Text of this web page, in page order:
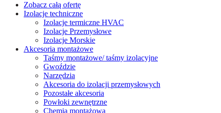
Zobacz całą ofertę
Izolacje techniczne
Izolacje termiczne HVAC
Izolacje Przemysłowe
Izolacje Morskie
Akcesoria montażowe
Taśmy montażowe/ taśmy izolacyjne
Gwoździe
Narzędzia
Akcesoria do izolacji przemysłowych
Pozostałe akcesoria
Powłoki zewnętrzne
Chemia montażowa